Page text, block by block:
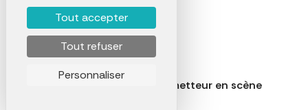
Cendrier
Centrifugeuse
Chaise réalisateur ou fauteuil metteur en scène
Tout accepter
Tout refuser
Personnaliser